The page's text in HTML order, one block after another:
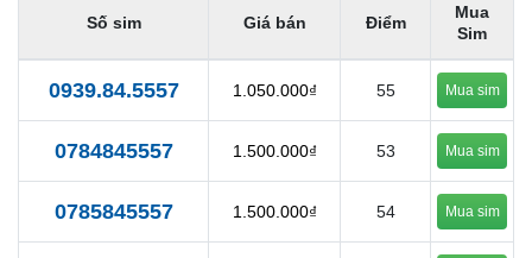
Số sim Giá bán Điểm
Mua
Sim
0939.84.5557 1.050.000₫ 55 Mua sim
0784845557 1.500.000₫ 53 Mua sim
0785845557 1.500.000₫ 54 Mua sim